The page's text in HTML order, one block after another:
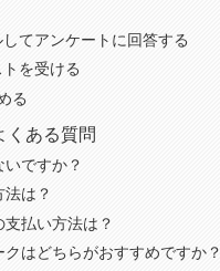
てアンケートに回答する
を受ける
る
くある質問
ですか？
は？
払い方法は？
はどちらがおすすめですか？